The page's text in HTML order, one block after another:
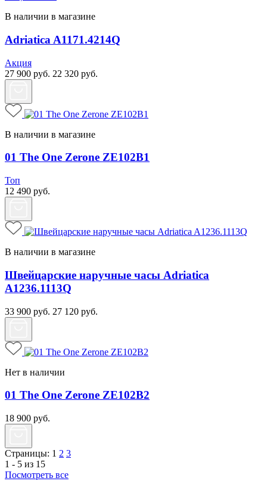
В наличии в магазине
Adriatica A1171.4214Q
Акция
27 900 руб. 22 320 руб.
В наличии в магазине
01 The One Zerone ZE102B1
Топ
12 490 руб.
В наличии в магазине
Швейцарские наручные часы Adriatica
A1236.1113Q
33 900 руб. 27 120 руб.
Нет в наличии
01 The One Zerone ZE102B2
18 900 руб.
Страницы: 1 2 3
1 - 5 из 15
Посмотреть все